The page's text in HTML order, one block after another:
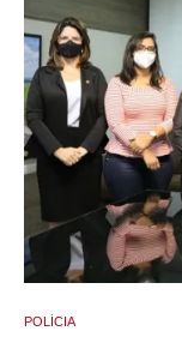
POLÍCIA